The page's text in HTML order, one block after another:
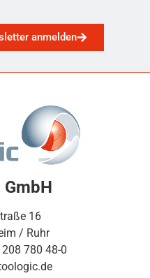
anmelden
16
/ Ruhr
780 48-0